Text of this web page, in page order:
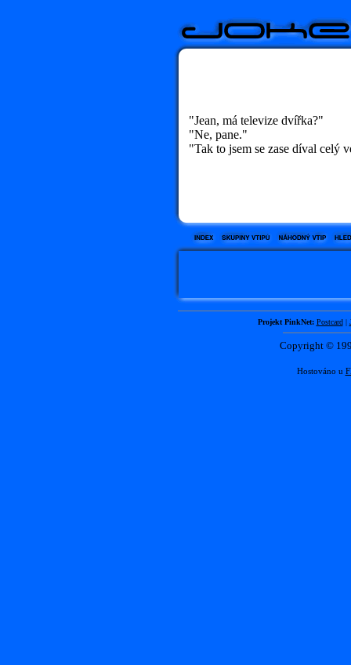
"Jean, má televize dvířka?"
"Ne, pane."
"Tak to jsem se zase díval celý
Projekt PinkNet: Postcard|
Copyright ©
Hostováno u